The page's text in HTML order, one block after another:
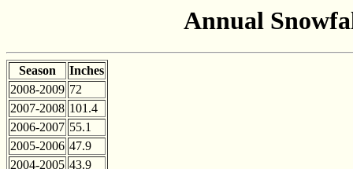
Annual
Season
Inches
2008-2009 72
2007-2008 101.4
2006-2007 55.1
2005-2006 47.9
2004-2005 43.9